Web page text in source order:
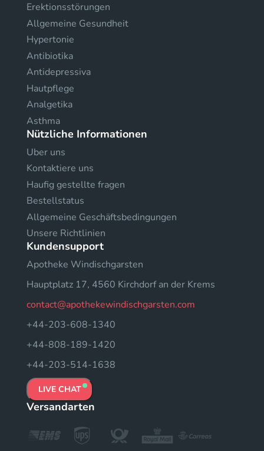
Erektionsstörungen
Allgemeine Gesundheit
Hypertonie
Antibiotika
Antidepressiva
Hautpflege
Analgetika
Asthma
Nützliche Informationen
Uber uns
Kontaktiere uns
Haufig gestellte fragen
Bestellstatus
Allgemeine Geschäftsbedingungen
Unsere Richtlinien
Kundensupport
Apotheke Windischgarsten
Hauptplatz 17, 4560 Kirchdorf an der Krems
contact@apothekewindischgarsten.com
+44-203-608-1340
+44-808-189-1420
+44-203-514-1638
LIVE CHAT
Versandarten